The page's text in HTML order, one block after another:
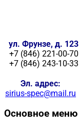
ул. Фрунзе, д. 123
+7 (846) 221-00-70
+7 (846) 243-10-33
Эл. адрес:
sirius-spec@mail.ru
Основное меню